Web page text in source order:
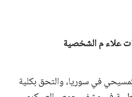
علاء م الشخصية
في سوريا، والتحق بكلية